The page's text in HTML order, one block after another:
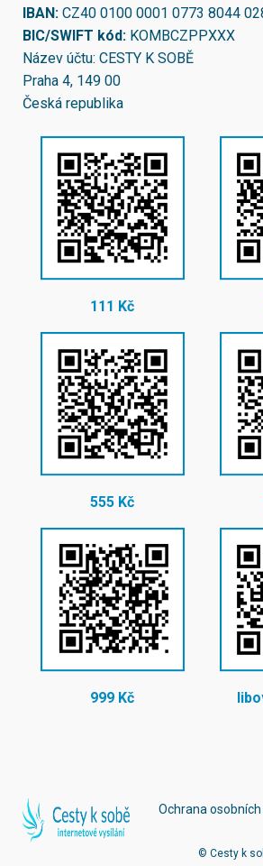
IBAN: CZ40 0100 0001 0773 8044
BIC/SWIFT kód: KOMBCZPPXXX
Název účtu: CESTY K SOBĚ
Praha 4, 149 00
Česká republika
111 Kč
555 Kč
999 Kč
Ochrana
© Cesty k